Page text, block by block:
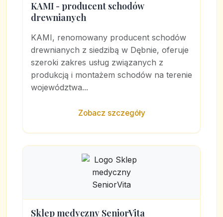
KAMI - producent schodów
drewnianych
KAMI, renomowany producent schodów
drewnianych z siedzibą w Dębnie, oferuje
szeroki zakres usług związanych z
produkcją i montażem schodów na terenie
województwa...
Zobacz szczegóły
Sklep medyczny SeniorVita